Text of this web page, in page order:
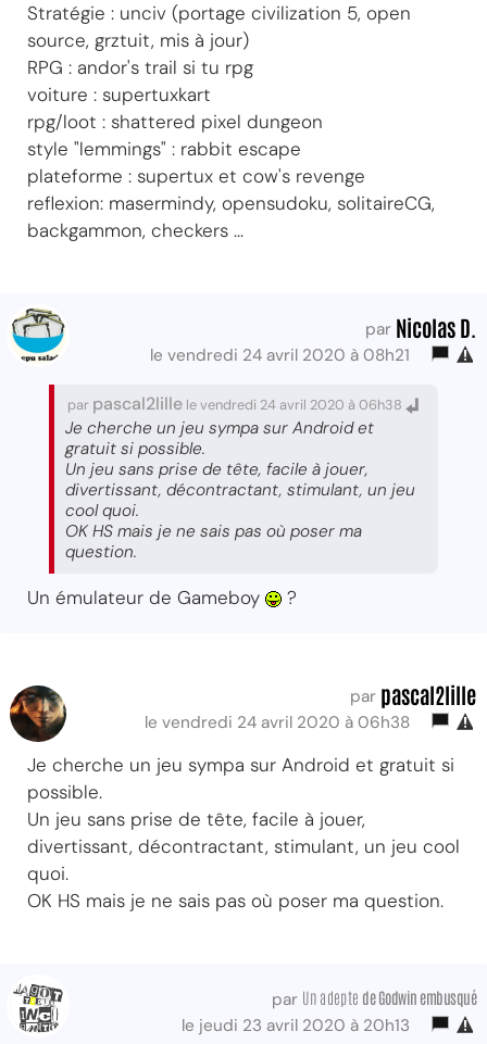
Stratégie : unciv (portage civilization 5, open
source, grztuit, mis à jour)
RPG : andor's trail si tu rpg
voiture : supertuxkart
rpg/loot : shattered pixel dungeon
style "lemmings" : rabbit escape
plateforme : supertux et cow's revenge
reflexion: masermindy, opensudoku, solitaireCG,
backgammon, checkers ...
par Nicolas D.
le vendredi 24 avril 2020 à 08h21
par pascal2lille le vendredi 24 avril 2020 à 06h38
Je cherche un jeu sympa sur Android et
gratuit si possible.
Un jeu sans prise de tête, facile à jouer,
divertissant, décontractant, stimulant, un jeu
cool quoi.
OK HS mais je ne sais pas où poser ma
question.
Un émulateur de Gameboy ?
par pascal2lille
le vendredi 24 avril 2020 à 06h38
Je cherche un jeu sympa sur Android et gratuit si
possible.
Un jeu sans prise de tête, facile à jouer,
divertissant, décontractant, stimulant, un jeu cool
quoi.
OK HS mais je ne sais pas où poser ma question.
par Un adepte de Godwin embusqué
le jeudi 23 avril 2020 à 20h13